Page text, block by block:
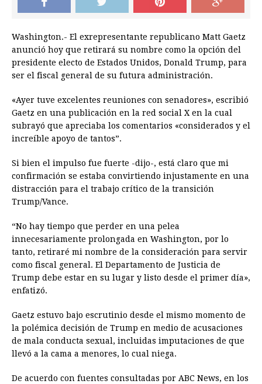
Washington.- El exrepresentante republicano Matt Gaetz
anunció hoy que retirará su nombre como la opción del
presidente electo de Estados Unidos, Donald Trump, para
ser el fiscal general de su futura administración.
«Ayer tuve excelentes reuniones con senadores», escribió
Gaetz en una publicación en la red social X en la cual
subrayó que apreciaba los comentarios «considerados y el
increíble apoyo de tantos”.
Si bien el impulso fue fuerte -dijo-, está claro que mi
confirmación se estaba convirtiendo injustamente en una
distracción para el trabajo crítico de la transición
Trump/Vance.
“No hay tiempo que perder en una pelea
innecesariamente prolongada en Washington, por lo
tanto, retiraré mi nombre de la consideración para servir
como fiscal general. El Departamento de Justicia de
Trump debe estar en su lugar y listo desde el primer día»,
enfatizó.
Gaetz estuvo bajo escrutinio desde el mismo momento de
la polémica decisión de Trump en medio de acusaciones
de mala conducta sexual, incluidas imputaciones de que
llevó a la cama a menores, lo cual niega.
De acuerdo con fuentes consultadas por ABC News, en los